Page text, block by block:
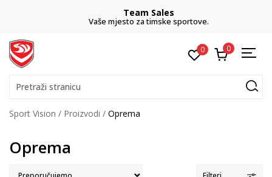
Team Sales
Vaše mjesto za timske sportove.
0 0
Pretraži stranicu
Sport Vision Proizvodi Oprema
Oprema